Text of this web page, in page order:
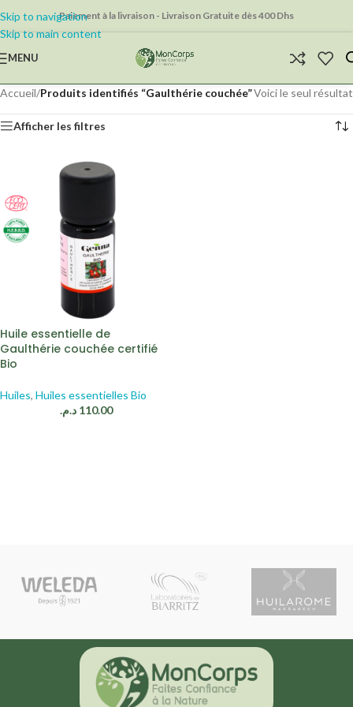
Skip to navigation
Skip to main content
Paiement à la livraison - Livraison Gratuite dès 400 Dhs
MENU
Accueil/Produits identifiés “Gaulthérie couchée”Voici le seul résultat
Afficher les filtres
Huile essentielle de
Gaulthérie couchée certifié
Bio
Huiles, Huiles essentielles Bio
110.00 د.م.